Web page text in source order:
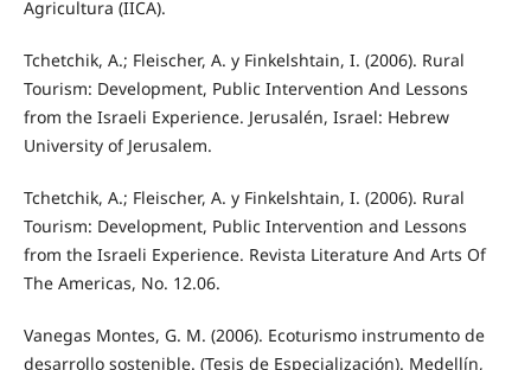
Agricultura (IICA).
Tchetchik, A.; Fleischer, A. y Finkelshtain, I. (2006). Rural
Tourism: Development, Public Intervention And Lessons
from the Israeli Experience. Jerusalén, Israel: Hebrew
University of Jerusalem.
Tchetchik, A.; Fleischer, A. y Finkelshtain, I. (2006). Rural
Tourism: Development, Public Intervention and Lessons
from the Israeli Experience. Revista Literature And Arts Of
The Americas, No. 12.06.
Vanegas Montes, G. M. (2006). Ecoturismo instrumento de
desarrollo sostenible. (Tesis de Especialización). Medellín,